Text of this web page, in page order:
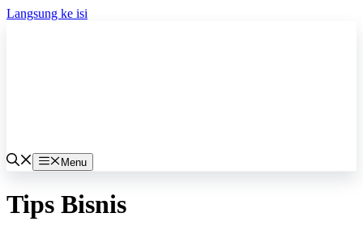
Langsung ke isi
Menu
Tips Bisnis